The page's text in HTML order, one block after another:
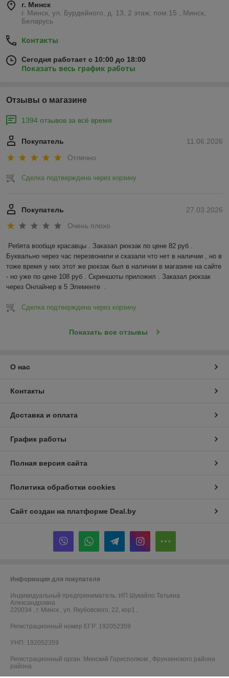
г. Минск
г. Минск, ул. Бурдейного, д. 13, 2 этаж, пом.15 , Минск,
Беларусь
Контакты
Сегодня работает с 10:00 до 18:00
Показать весь график работы
Отзывы о магазине
1394 отзывов за всё время
11.06.2026
Покупатель
Отлично
Сделка подтверждена через корзину
27.03.2026
Покупатель
Очень плохо
Ребята вообще красавцы . Заказал рюкзак по цене 82 руб .
Буквально через час перезвонили и сказали что нет в наличии , но в
тоже время у них этот же рюкзак был в наличии в магазине на сайте
- но уже по цене 108 руб . Скриншоты приложил . Заказал рюкзак
через Онлайнер в 5 Элементе  .
Сделка подтверждена через корзину
Показать все отзывы
О нас
Контакты
Доставка и оплата
График работы
Полная версия сайта
Политика обработки cookies
Сайт создан на платформе Deal.by
Информация для покупателя
Индивидуальный предприниматель: ИП Шукайло Татьяна
Александровна
220034 , г. Минск , ул. Якубовского, 22, кор1 ,
Регистрационный номер ЕГР: 192052359
УНП: 192052359
Регистрационный орган: Минский Горисполком , Фрунзенского района
района .